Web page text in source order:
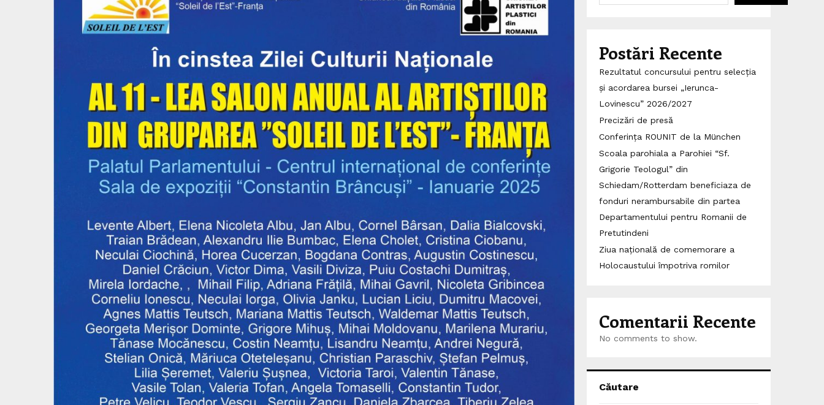
Postări Recente
Rezultatul concursului pentru selecția
și acordarea bursei „Ierunca-
Lovinescu” 2026/2027
Precizări de presă
Conferința ROUNIT de la München
Scoala parohiala a Parohiei “Sf.
Grigorie Teologul” din
Schiedam/Rotterdam beneficiaza de
fonduri nerambursabile din partea
Departamentului pentru Romanii de
Pretutindeni
Ziua națională de comemorare a
Holocaustului împotriva romilor
Comentarii Recente
No comments to show.
Căutare